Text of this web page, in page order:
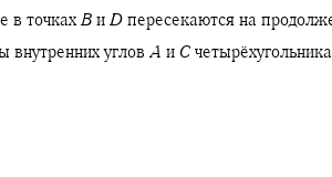
в точках B и D пересекаются на
внутренних углов A и C